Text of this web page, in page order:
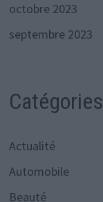
octobre 2023
septembre 2023
Catégories
Actualité
Automobile
Beauté